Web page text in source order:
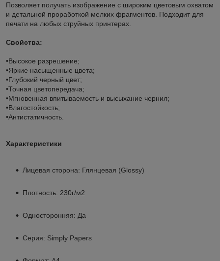
Позволяет получать изображение с широким цветовым охватом
и детальной проработкой мелких фрагментов. Подходит для
печати на любых струйных принтерах.
Свойства:
•Высокое разрешение;
•Яркие насыщенные цвета;
•Глубокий черный цвет;
•Точная цветопередача;
•Мгновенная впитываемость и высыхание чернил;
•Влагостойкость;
•Антистатичность.
Характеристики
Лицевая сторона: Глянцевая (Glossy)
Плотность: 230г/м2
Односторонняя: Да
Серия: Simply Papers